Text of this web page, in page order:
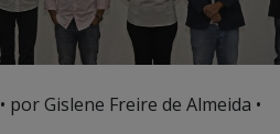
• por Gislene Freire de Almeida •